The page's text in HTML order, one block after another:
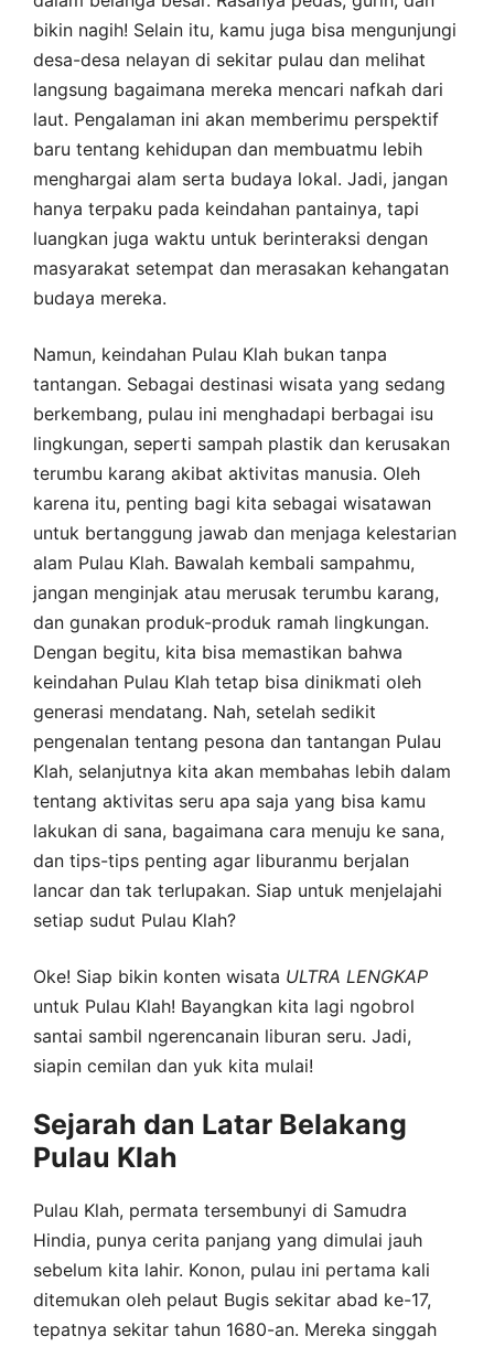
bikin nagih! Selain itu, kamu juga bisa mengunjungi
desa-desa nelayan di sekitar pulau dan melihat
langsung bagaimana mereka mencari nafkah dari
laut. Pengalaman ini akan memberimu perspektif
baru tentang kehidupan dan membuatmu lebih
menghargai alam serta budaya lokal. Jadi, jangan
hanya terpaku pada keindahan pantainya, tapi
luangkan juga waktu untuk berinteraksi dengan
masyarakat setempat dan merasakan kehangatan
budaya mereka.
Namun, keindahan Pulau Klah bukan tanpa
tantangan. Sebagai destinasi wisata yang sedang
berkembang, pulau ini menghadapi berbagai isu
lingkungan, seperti sampah plastik dan kerusakan
terumbu karang akibat aktivitas manusia. Oleh
karena itu, penting bagi kita sebagai wisatawan
untuk bertanggung jawab dan menjaga kelestarian
alam Pulau Klah. Bawalah kembali sampahmu,
jangan menginjak atau merusak terumbu karang,
dan gunakan produk-produk ramah lingkungan.
Dengan begitu, kita bisa memastikan bahwa
keindahan Pulau Klah tetap bisa dinikmati oleh
generasi mendatang. Nah, setelah sedikit
pengenalan tentang pesona dan tantangan Pulau
Klah, selanjutnya kita akan membahas lebih dalam
tentang aktivitas seru apa saja yang bisa kamu
lakukan di sana, bagaimana cara menuju ke sana,
dan tips-tips penting agar liburanmu berjalan
lancar dan tak terlupakan. Siap untuk menjelajahi
setiap sudut Pulau Klah?
Oke! Siap bikin konten wisata ULTRA LENGKAP
untuk Pulau Klah! Bayangkan kita lagi ngobrol
santai sambil ngerencanain liburan seru. Jadi,
siapin cemilan dan yuk kita mulai!
Sejarah dan Latar Belakang
Pulau Klah
Pulau Klah, permata tersembunyi di Samudra
Hindia, punya cerita panjang yang dimulai jauh
sebelum kita lahir. Konon, pulau ini pertama kali
ditemukan oleh pelaut Bugis sekitar abad ke-17,
tepatnya sekitar tahun 1680-an. Mereka singgah